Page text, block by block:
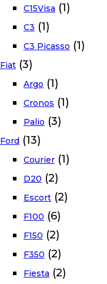
C15Visa (1)
C3 (1)
C3 Picasso (1)
Fiat (3)
Argo (1)
Cronos (1)
Palio (3)
Ford (13)
Courier (1)
D20 (2)
Escort (2)
F100 (6)
F150 (2)
F350 (2)
Fiesta (2)